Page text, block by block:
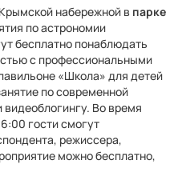
набережной в парке
по астрономии
бесплатно понаблюдать
с профессиональными
«Школа» для детей
по современной
Во время
гости смогут
режиссера,
можно бесплатно,